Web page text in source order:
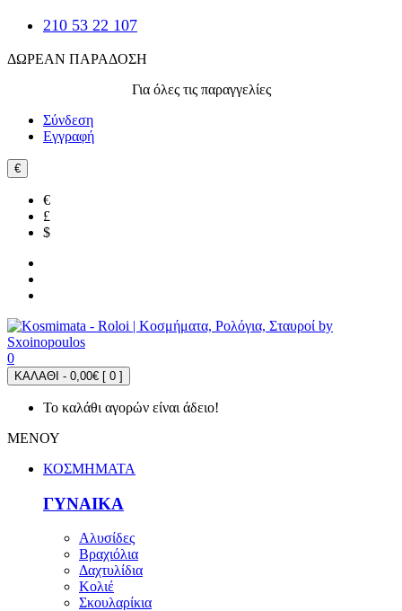
210 53 22 107
ΔΩΡΕΑΝ ΠΑΡΑΔΟΣΗ
Για όλες τις παραγγελίες
Σύνδεση
Εγγραφή
€
€
£
$
0
ΚΑΛΑΘΙ - 0,00€ [ 0 ]
Το καλάθι αγορών είναι άδειο!
ΜΕΝΟΥ
ΚΟΣΜΗΜΑΤΑ
ΓΥΝΑΙΚΑ
Αλυσίδες
Βραχιόλια
Δαχτυλίδια
Κολιέ
Σκουλαρίκια